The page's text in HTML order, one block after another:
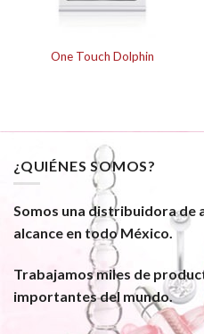
One Touch Dolphin
¿QUIÉNES SOMOS?
Somos una distribuidora de
alcance en todo México.
Trabajamos miles de
importantes del mundo.